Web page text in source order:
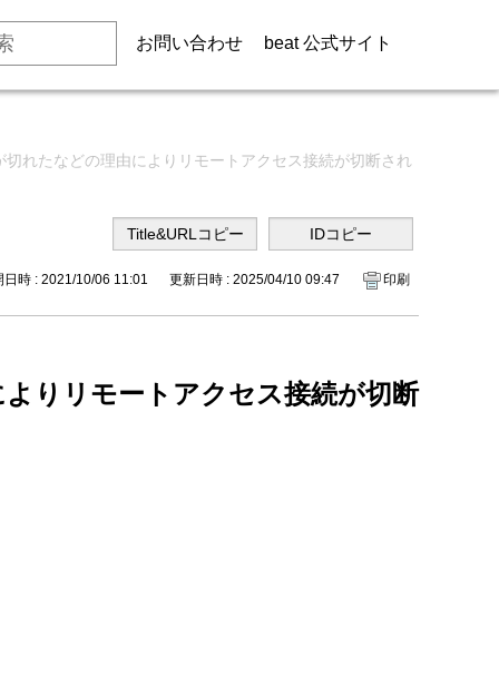
お問い合わせ beat 公式サイト
れたなどの理由によりリモートアクセス接続が切断され
日時 : 2021/10/06 11:01 更新日時 : 2025/04/10 09:47 印刷
りリモートアクセス接続が切断